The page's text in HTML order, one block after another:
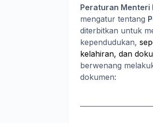
Peraturan Menteri
mengatur tentang
diterbitkan untuk
kependudukan,
kelahiran, dan
berwenang
dokumen: